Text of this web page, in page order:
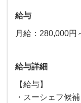
給与
月給：280,000円
給与詳細
【給与】
・スーシェフ候